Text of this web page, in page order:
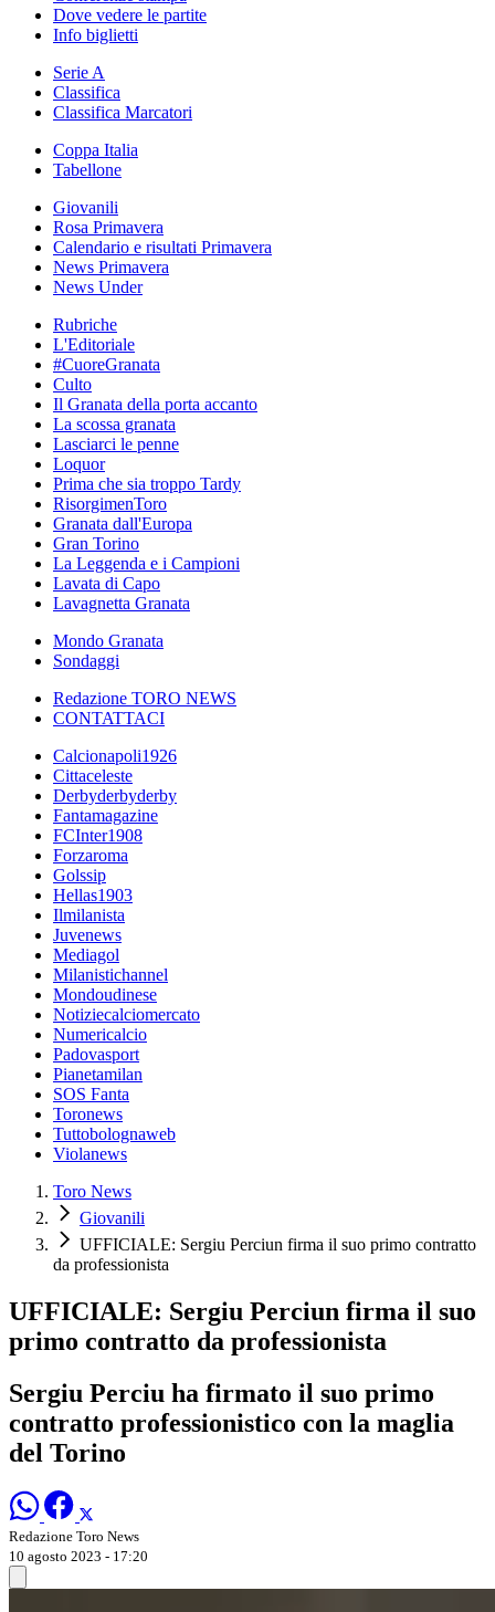
Dove vedere le partite
Info biglietti
Serie A
Classifica
Classifica Marcatori
Coppa Italia
Tabellone
Giovanili
Rosa Primavera
Calendario e risultati Primavera
News Primavera
News Under
Rubriche
L'Editoriale
#CuoreGranata
Culto
Il Granata della porta accanto
La scossa granata
Lasciarci le penne
Loquor
Prima che sia troppo Tardy
RisorgimenToro
Granata dall'Europa
Gran Torino
La Leggenda e i Campioni
Lavata di Capo
Lavagnetta Granata
Mondo Granata
Sondaggi
Redazione TORO NEWS
CONTATTACI
Calcionapoli1926
Cittaceleste
Derbyderbyderby
Fantamagazine
FCInter1908
Forzaroma
Golssip
Hellas1903
Ilmilanista
Juvenews
Mediagol
Milanistichannel
Mondoudinese
Notiziecalciomercato
Numericalcio
Padovasport
Pianetamilan
SOS Fanta
Toronews
Tuttobolognaweb
Violanews
Toro News
Giovanili
UFFICIALE: Sergiu Perciun firma il suo primo contratto
da professionista
UFFICIALE: Sergiu Perciun firma il suo
primo contratto da professionista
Sergiu Perciu ha firmato il suo primo
contratto professionistico con la maglia
del Torino
Redazione Toro News
10 agosto 2023 - 17:20